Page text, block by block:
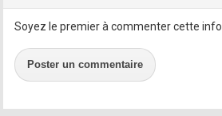
Soyez le premier à commenter cette
Poster un commentaire